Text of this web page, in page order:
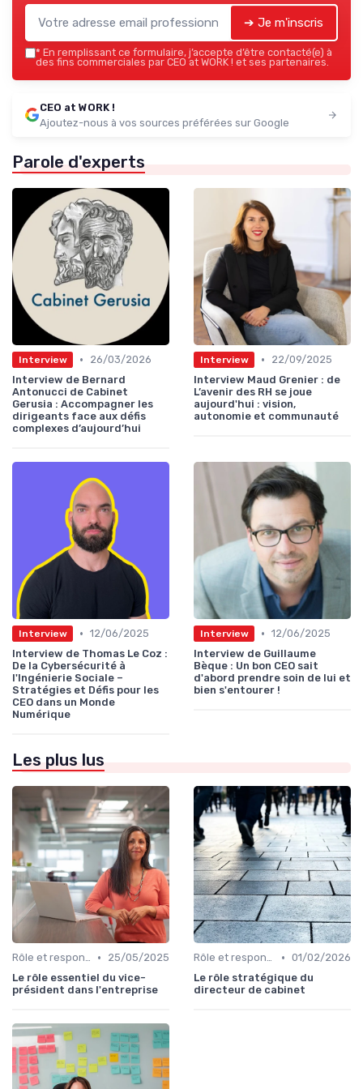
➔ Je m'inscris
* En remplissant ce formulaire, j’accepte d’être contacté(e) à
des fins commerciales par CEO at WORK ! et ses partenaires.
CEO at WORK !
Ajoutez-nous à vos sources préférées sur Google
Parole d'experts
Interview •
26/03/2026
Interview de Bernard
Antonucci de Cabinet
Gerusia : Accompagner les
dirigeants face aux défis
complexes d’aujourd’hui
Interview •
22/09/2025
Interview Maud Grenier : de
L’avenir des RH se joue
aujourd'hui : vision,
autonomie et communauté
Interview • 12/06/2025
Interview de Thomas Le Coz :
De la Cybersécurité à
l'Ingénierie Sociale –
Stratégies et Défis pour les
CEO dans un Monde
Numérique
Interview • 12/06/2025
Interview de Guillaume
Bèque : Un bon CEO sait
d'abord prendre soin de lui et
bien s'entourer !
Les plus lus
Rôle et responsabilités du CEO •
25/05/2025
Le rôle essentiel du vice-
président dans l'entreprise
Rôle et responsabilités du CEO • 01/02/2026
Le rôle stratégique du
directeur de cabinet